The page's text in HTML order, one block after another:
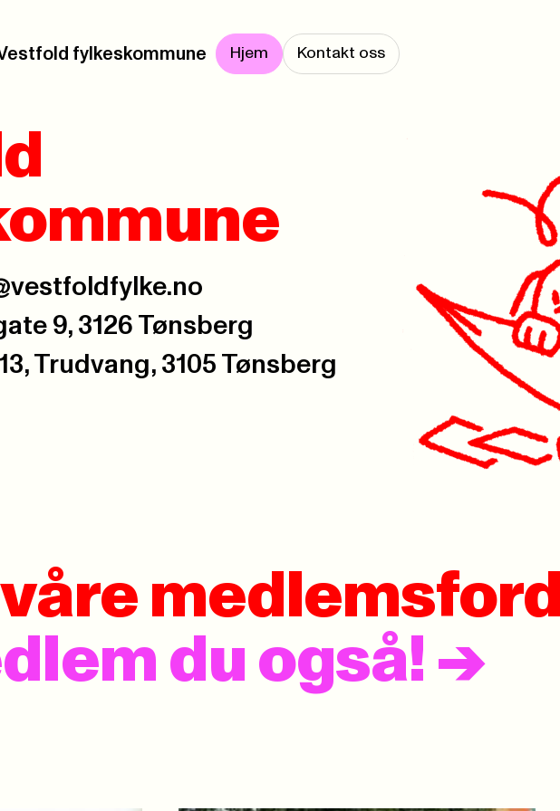
fylkeskommune Hjem Kontakt oss
9, 3126 Tønsberg
Trudvang, 3105 Tønsberg
du også! ->